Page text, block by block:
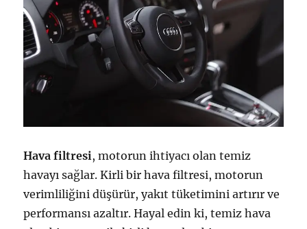
Hava filtresi, motorun ihtiyacı olan temiz
havayı sağlar. Kirli bir hava filtresi, motorun
verimliliğini düşürür, yakıt tüketimini artırır ve
performansı azaltır. Hayal edin ki, temiz hava